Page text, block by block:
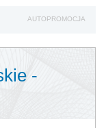
AUTOPROMOCJA
-